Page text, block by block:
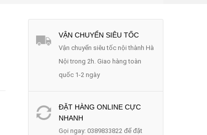
VẬN CHUYỂN SIÊU TỐC
Vận chuyển siêu tốc nội thành Hà
Nội trong 2h. Giao hàng toàn
quốc 1-2 ngày
ĐẶT HÀNG ONLINE CỰC
NHANH
Gọi ngay: 0389833822 để đặt